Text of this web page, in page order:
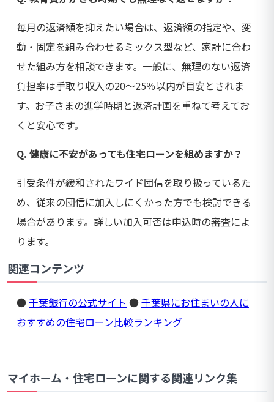
毎月の返済額を抑えたい場合は、返済額の指定や、変
動・固定を組み合わせるミックス型など、家計に合わ
せた組み方を相談できます。一般に、無理のない返済
負担率は手取り収入の20〜25％以内が目安とされま
す。お子さまの進学時期と返済計画を重ねて考えてお
くと安心です。
Q. 健康に不安があっても住宅ローンを組めますか？
引受条件が緩和されたワイド団信を取り扱っているた
め、従来の団信に加入しにくかった方でも検討できる
場合があります。詳しい加入可否は申込時の審査によ
ります。
関連コンテンツ
●千葉銀行の公式サイト ●千葉県にお住まいの人に
おすすめの住宅ローン比較ランキング
マイホーム・住宅ローンに関する関連リンク集